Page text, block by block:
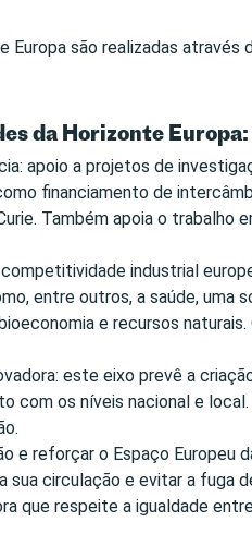
Europa são realizadas
da Horizonte Europa:
apoio a projetos de
financiamento de
Também apoia o
industrial
entre outros, a saúde, uma
e recursos
este eixo prevê a
com os níveis nacional e
e reforçar o Espaço Europeu
sua circulação e evitar a fuga
que respeite a igualdade